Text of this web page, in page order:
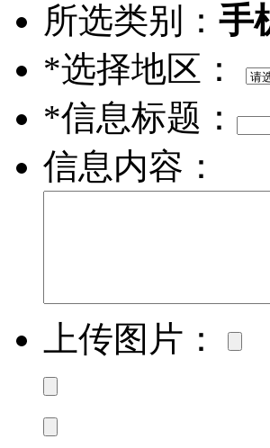
所选类别： 手
*选择地区：
*信息标题：
信息内容：
上传图片：